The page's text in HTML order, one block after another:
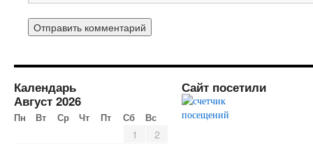
Календарь
Август 2026
Пн Вт Ср Чт Пт Сб Вс
1
2
Сайт посетили